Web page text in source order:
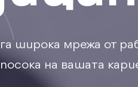
широка мрежа от
на вашата